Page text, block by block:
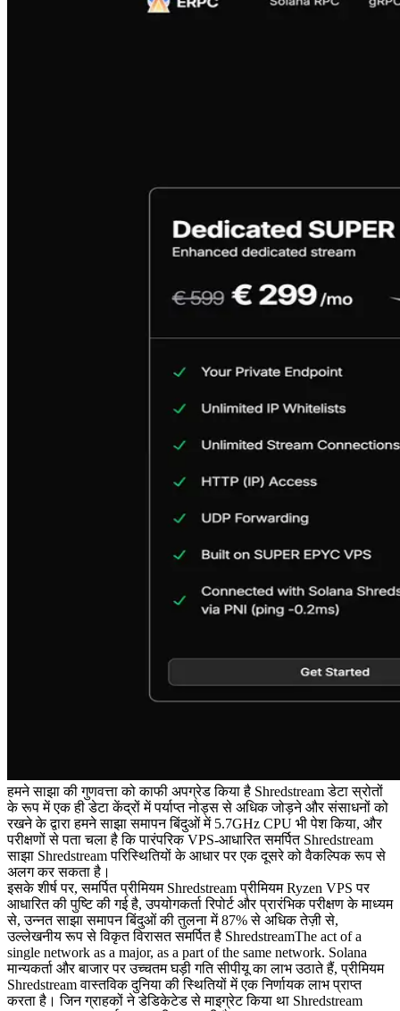
हमने साझा की गुणवत्ता को काफी अपग्रेड किया है Shredstream डेटा स्रोतों
के रूप में एक ही डेटा केंद्रों में पर्याप्त नोड्स से अधिक जोड़ने और संसाधनों को
रखने के द्वारा हमने साझा समापन बिंदुओं में 5.7GHz CPU भी पेश किया, और
परीक्षणों से पता चला है कि पारंपरिक VPS-आधारित समर्पित Shredstream
साझा Shredstream परिस्थितियों के आधार पर एक दूसरे को वैकल्पिक रूप से
अलग कर सकता है।
इसके शीर्ष पर, समर्पित प्रीमियम Shredstream प्रीमियम Ryzen VPS पर
आधारित की पुष्टि की गई है, उपयोगकर्ता रिपोर्ट और प्रारंभिक परीक्षण के माध्यम
से, उन्नत साझा समापन बिंदुओं की तुलना में 87% से अधिक तेज़ी से,
उल्लेखनीय रूप से विकृत विरासत समर्पित है ShredstreamThe act of a
single network as a major, as a part of the same network. Solana
मान्यकर्ता और बाजार पर उच्चतम घड़ी गति सीपीयू का लाभ उठाते हैं, प्रीमियम
Shredstream वास्तविक दुनिया की स्थितियों में एक निर्णायक लाभ प्राप्त
करता है। जिन ग्राहकों ने डेडिकेटेड से माइग्रेट किया था Shredstream